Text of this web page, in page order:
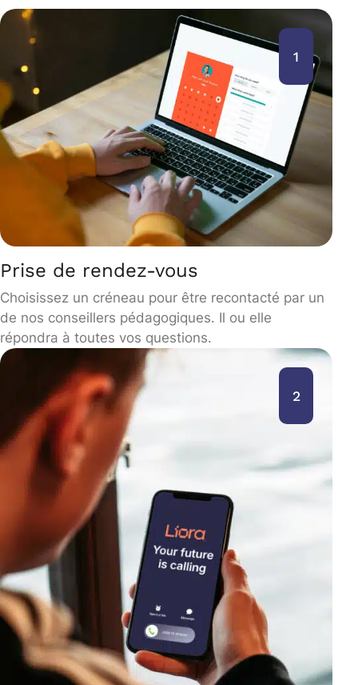
1
Prise de rendez-vous
Choisissez un créneau pour être recontacté par un
de nos conseillers pédagogiques. Il ou elle
répondra à toutes vos questions.
2